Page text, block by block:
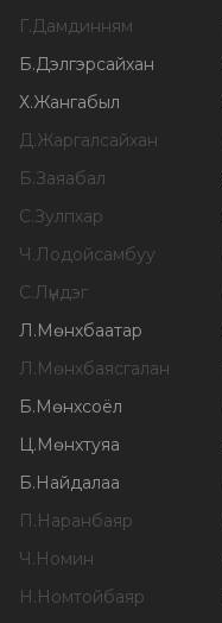
Г.Дамдинням
Б.Дэлгэрсайхан
Х.Жангабыл
Д.Жаргалсайхан
Б.Заяабал
С.Зулпхар
Ч.Лодойсамбуу
С.Лүндэг
Л.Мөнхбаатар
Л.Мөнхбаясгалан
Б.Мөнхсоёл
Ц.Мөнхтуяа
Б.Найдалаа
П.Наранбаяр
Ч.Номин
Н.Номтойбаяр